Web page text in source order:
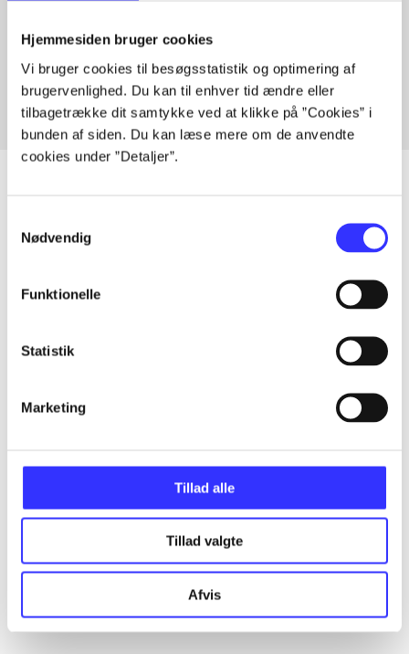
Hjemmesiden bruger cookies
Vi bruger cookies til besøgsstatistik og optimering af
brugervenlighed. Du kan til enhver tid ændre eller
tilbagetrække dit samtykke ved at klikke på ”Cookies” i
bunden af siden. Du kan læse mere om de anvendte
cookies under ”Detaljer”.
Nødvendig
Funktionelle
Statistik
Marketing
Tillad alle
Tillad valgte
Afvis
Artikler med samme emner
Artikler